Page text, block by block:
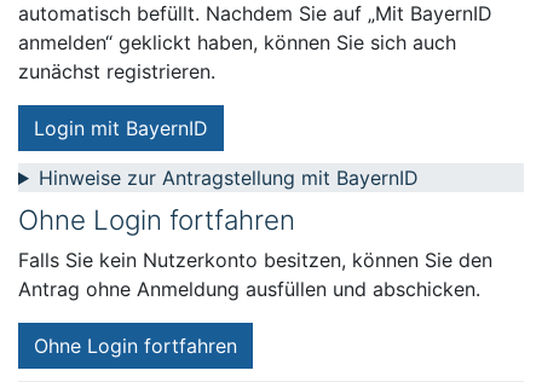
automatisch befüllt. Nachdem Sie auf „Mit BayernID
anmelden“ geklickt haben, können Sie sich auch
zunächst registrieren.
Login mit BayernID
Hinweise zur Antragstellung mit BayernID
Ohne Login fortfahren
Falls Sie kein Nutzerkonto besitzen, können Sie den
Antrag ohne Anmeldung ausfüllen und abschicken.
Ohne Login fortfahren